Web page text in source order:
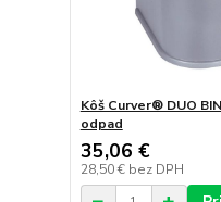
Kôš Curver® DUO
odpad
35,06 €
28,50 € bez DPH